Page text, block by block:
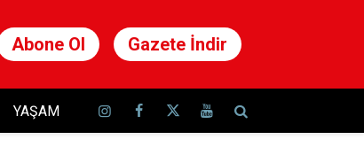
Abone Ol Gazete İndir
YAŞAM